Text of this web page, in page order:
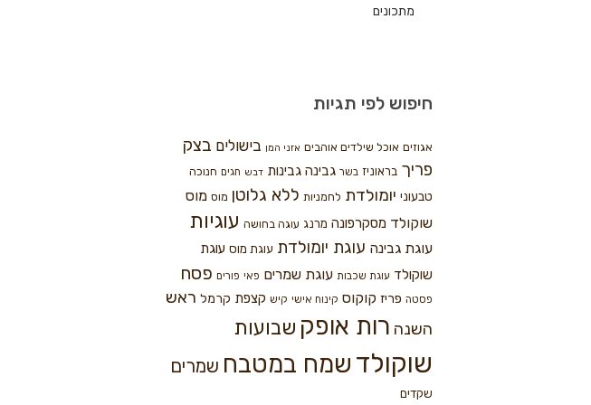
מתכונים
חיפוש לפי תגיות
אגוזים אוכל שילדים אוהבים אזני המן בישולים בצק
פריך בראוניז בשר גבינה גבינות דבש חגים חנוכה
טבעוני יומולדת לחמניות ללא גלוטן מוס מוס
שוקולד מסקרפונה מרנג עוגה בחושה עוגיות
עוגת גבינה עוגת יומולדת עוגת מוס עוגת
שוקולד עוגת שכבות עוגת שמרים פאי פורים פסח
פסטה פריז קוקוס קינוח אישי קיש קצפת קרמל ראש
השנה רות אופק שבועות
שוקולד שמח במטבח שמרים
שקדים